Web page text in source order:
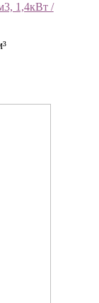
1,4кВт /